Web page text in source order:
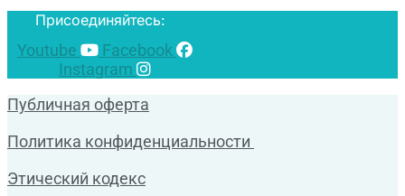
Присоединяйтесь:
Youtube
Facebook
Instagram
Публичная оферта
Политика конфиденциальности
Этический кодекс